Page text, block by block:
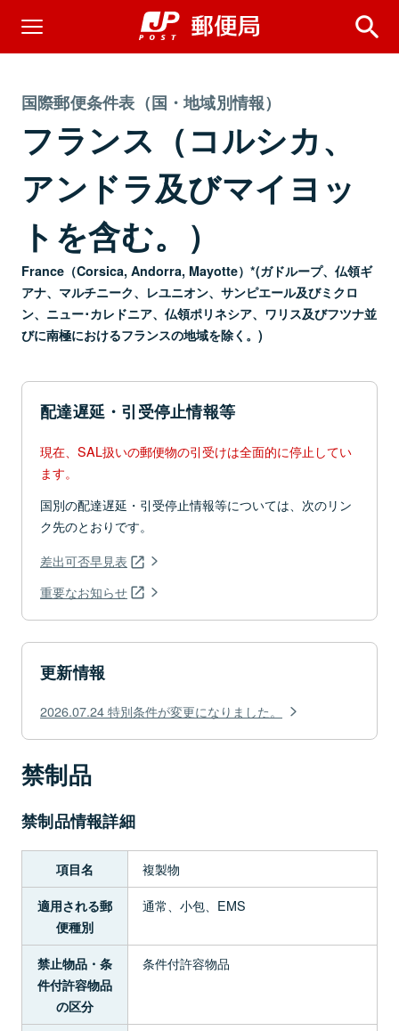
国際郵便条件表（国・地域別情報）
フランス（コルシカ、
アンドラ及びマイヨッ
トを含む。）
France（Corsica, Andorra, Mayotte）*(ガドループ、仏領ギ
アナ、マルチニーク、レユニオン、サンピエール及びミクロ
ン、ニュー･カレドニア、仏領ポリネシア、ワリス及びフツナ並
びに南極におけるフランスの地域を除く。)
配達遅延・引受停止情報等
現在、SAL扱いの郵便物の引受けは全面的に停止してい
ます。
国別の配達遅延・引受停止情報等については、次のリン
ク先のとおりです。
差出可否早見表
重要なお知らせ
更新情報
2026.07.24 特別条件が変更になりました。
禁制品
禁制品情報詳細
項目名 複製物
適用される郵
便種別
通常、小包、EMS
禁止物品・条
件付許容物品
の区分
条件付許容物品